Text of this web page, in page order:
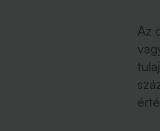
Az